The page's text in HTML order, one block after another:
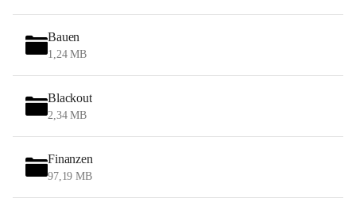
Bauen
1,24 MB
Blackout
2,34 MB
Finanzen
97,19 MB